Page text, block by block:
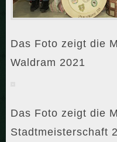
Das Foto zeigt die
Waldram 2021
Das Foto zeigt die
Stadtmeisterschaft